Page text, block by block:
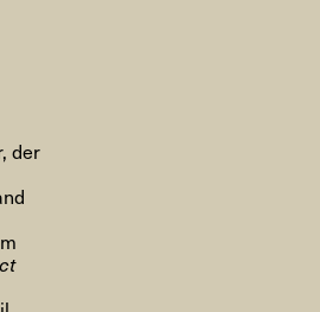
Research
der